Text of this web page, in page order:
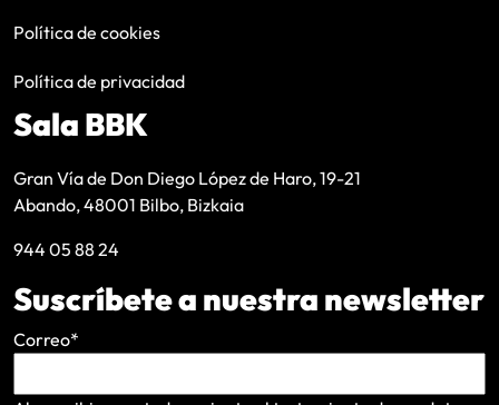
Política de cookies
Política de privacidad
Sala BBK
Gran Vía de Don Diego López de Haro, 19-21
Abando, 48001 Bilbo, Bizkaia
944 05 88 24
Suscríbete a nuestra newsletter
Correo*